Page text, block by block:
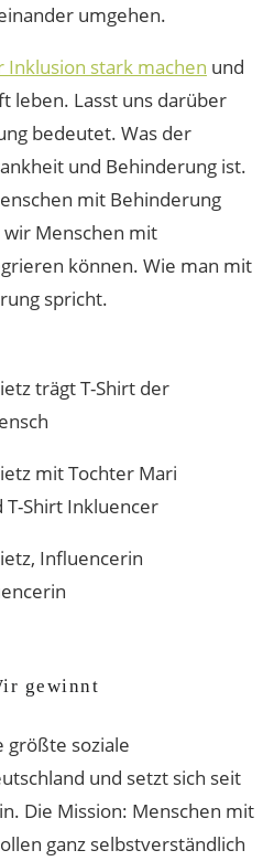
umgehen.
Inklusion stark machen und
leben. Lasst uns darüber
bedeutet. Was der
und Behinderung ist.
mit Behinderung
Menschen mit
können. Wie man mit
spricht.
gewinnt
größte soziale
und setzt sich seit
Die Mission: Menschen mit
ganz selbstverständlich